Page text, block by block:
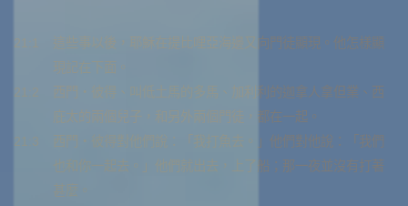
這些事以後，耶穌在提比哩亞海邊又向門徒顯現。他怎樣顯
現記在下面。
西門‧彼得、叫低土馬的多馬、加利利的迦拿人拿但業、西
庇太的兩個兒子，和另外兩個門徒，都在一起。
21:3
西門‧彼得對他們說：「我打魚去。」他們對他說：「我們
也和你一起去。」他們就出去，上了船；那一夜並沒有打著
甚麼。